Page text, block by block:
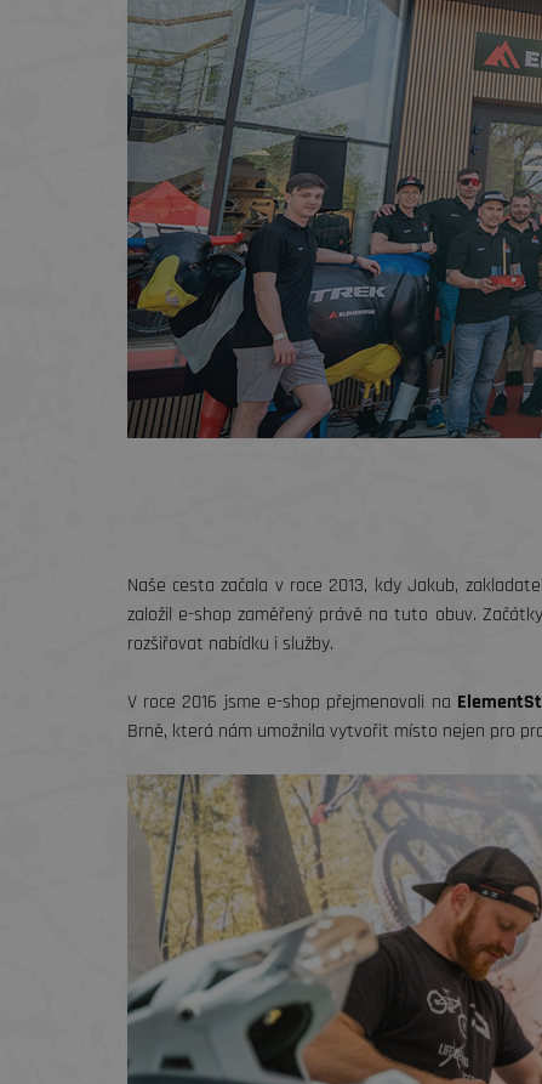
Naše cesta začala v roce 2013, kdy Jakub,
založil e-shop zaměřený právě na tuto obuv.
rozšiřovat nabídku i služby.
V roce 2016 jsme e-shop přejmenovali na
Brně, která nám umožnila vytvořit místo nejen pro